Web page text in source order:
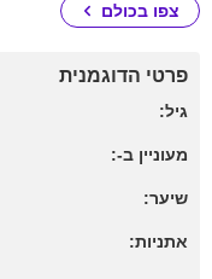
צפו בכולם
פרטי הדוגמנית
גיל:
מעוניין ב-:
שיער:
אתניות: